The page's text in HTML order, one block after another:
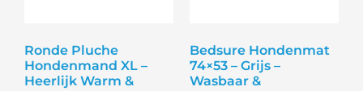
Ronde Pluche
Hondenmand XL –
Heerlijk Warm &
Bedsure Hondenmat
74×53 – Grijs –
Wasbaar &